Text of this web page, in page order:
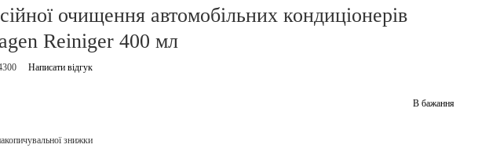
очищення автомобільних кондиціонерів
Reiniger 400 мл
Написати відгук
В бажання
знижки